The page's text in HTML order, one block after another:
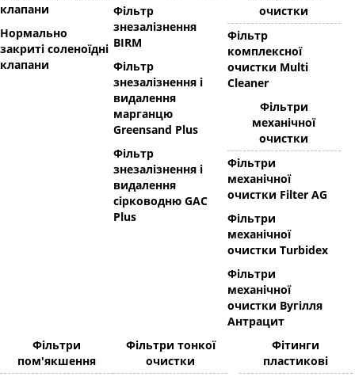
клапани
Нормально
закриті соленоїдні
клапани
Фільтр
знезалізнення
BIRM
Фільтр
знезалізнення і
видалення
марганцю
Greensand Plus
Фільтр
знезалізнення і
видалення
сірководню GAC
Plus
очистки
Фільтр
комплексної
очистки Multi
Cleaner
Фільтри
механічної
очистки
Фільтри
механічної
очистки Filter AG
Фільтри
механічної
очистки Turbidex
Фільтри
механічної
очистки Вугілля
Антрацит
Фільтри
пом'якшення
Фільтри тонкої
очистки
Фітинги
пластикові